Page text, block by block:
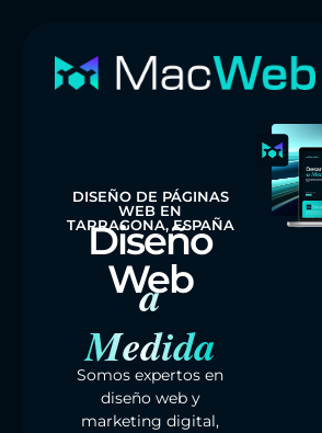
DISEÑO DE PÁGINAS
WEB EN
TARRAGONA, ESPAÑA
Diseño
Web
a
Medida
Somos expertos en
diseño web y
marketing digital,